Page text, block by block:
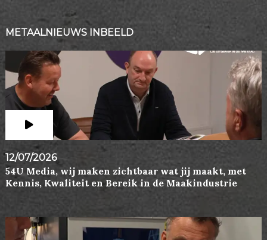
METAALNIEUWS INBEELD
12/07/2026
54U Media, wij maken zichtbaar wat jij maakt, met
Kennis, Kwaliteit en Bereik in de Maakindustrie